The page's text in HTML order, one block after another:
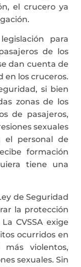
el crucero ya
para
de los
dan cuenta de
en los cruceros.
si bien
zonas de los
de pasajeros,
sexuales
el personal de
formación
tiene una
de Seguridad
la protección
CVSSA exige
ocurridos en
más violentos,
sexuales. Sin